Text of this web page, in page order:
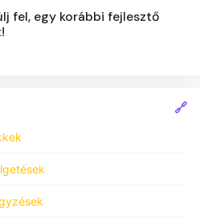
fel, egy korábbi fejlesztő
🔗